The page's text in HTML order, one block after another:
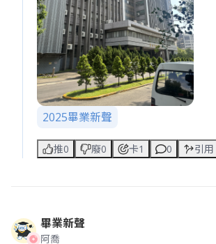
2025畢業新聲
推0 廢0 卡1 0 引用
畢業新聲
阿喬